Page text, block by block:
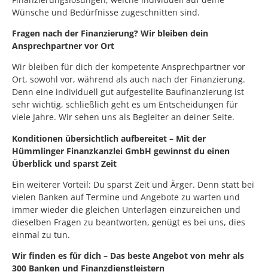
Wünsche und Bedürfnisse zugeschnitten sind.
Fragen nach der Finanzierung? Wir bleiben dein
Ansprechpartner vor Ort
Wir bleiben für dich der kompetente Ansprechpartner vor
Ort, sowohl vor, während als auch nach der Finanzierung.
Denn eine individuell gut aufgestellte Baufinanzierung ist
sehr wichtig, schließlich geht es um Entscheidungen für
viele Jahre. Wir sehen uns als Begleiter an deiner Seite.
Konditionen übersichtlich aufbereitet – Mit der
Hümmlinger Finanzkanzlei GmbH gewinnst du einen
Überblick und sparst Zeit
Ein weiterer Vorteil: Du sparst Zeit und Ärger. Denn statt bei
vielen Banken auf Termine und Angebote zu warten und
immer wieder die gleichen Unterlagen einzureichen und
dieselben Fragen zu beantworten, genügt es bei uns, dies
einmal zu tun.
Wir finden es für dich – Das beste Angebot von mehr als
300 Banken und Finanzdienstleistern